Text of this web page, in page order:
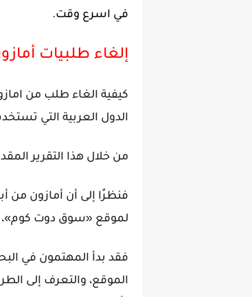
في اسرع وقت.
إلغاء طلبيات
كيفية الغاء طلب من
الدول العربية التي
من خلال هذا التقرير
فنظرًا إلى أن أمازون من
لموقع «سوق دوت كوم»،
فقد بدأ المهتمون في
الموقع، والتعرف إلى